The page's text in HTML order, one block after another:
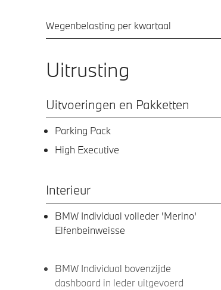
Wegenbelasting per kwartaal
Uitrusting
Uitvoeringen en Pakketten
Parking Pack
High Executive
Interieur
BMW Individual volleder 'Merino'
Elfenbeinweisse
BMW Individual bovenzijde
dashboard in leder uitgevoerd